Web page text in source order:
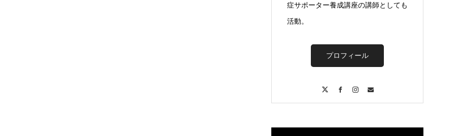
症サポーター養成講座の講師としても
活動。
プロフィール